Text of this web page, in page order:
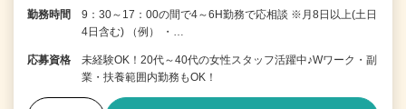
勤務時間
9：30～17：00の間で4～6H勤務で応相談 ※月8日以上(土日
4日含む) （例） ・…
応募資格
未経験OK！20代～40代の女性スタッフ活躍中♪Wワーク・副
業・扶養範囲内勤務もOK！